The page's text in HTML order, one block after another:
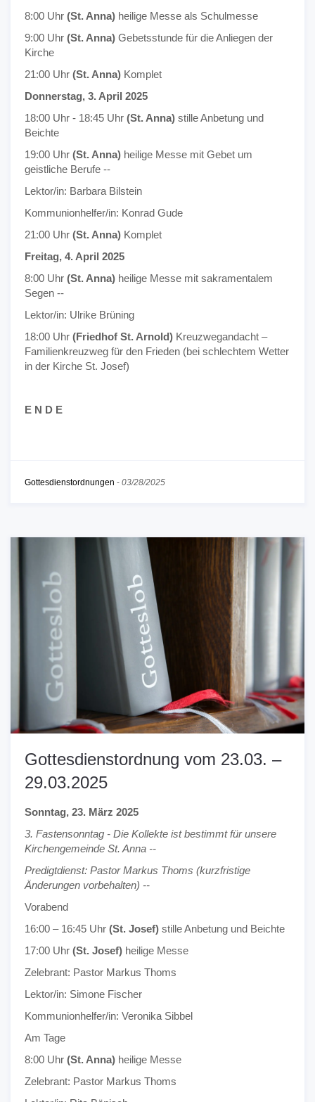
8:00 Uhr (St. Anna) heilige Messe als Schulmesse
9:00 Uhr (St. Anna) Gebetsstunde für die Anliegen der
Kirche
21:00 Uhr (St. Anna) Komplet
Donnerstag, 3. April 2025
18:00 Uhr - 18:45 Uhr (St. Anna) stille Anbetung und
Beichte
19:00 Uhr (St. Anna) heilige Messe mit Gebet um
geistliche Berufe --
Lektor/in: Barbara Bilstein
Kommunionhelfer/in: Konrad Gude
21:00 Uhr (St. Anna) Komplet
Freitag, 4. April 2025
8:00 Uhr (St. Anna) heilige Messe mit sakramentalem
Segen --
Lektor/in: Ulrike Brüning
18:00 Uhr (Friedhof St. Arnold) Kreuzwegandacht –
Familienkreuzweg für den Frieden (bei schlechtem Wetter
in der Kirche St. Josef)
E N D E
Gottesdienstordnungen - 03/28/2025
Gottesdienstordnung vom 23.03. –
29.03.2025
Sonntag, 23. März 2025
3. Fastensonntag - Die Kollekte ist bestimmt für unsere
Kirchengemeinde St. Anna --
Predigtdienst: Pastor Markus Thoms (kurzfristige
Änderungen vorbehalten) --
Vorabend
16:00 – 16:45 Uhr (St. Josef) stille Anbetung und Beichte
17:00 Uhr (St. Josef) heilige Messe
Zelebrant: Pastor Markus Thoms
Lektor/in: Simone Fischer
Kommunionhelfer/in: Veronika Sibbel
Am Tage
8:00 Uhr (St. Anna) heilige Messe
Zelebrant: Pastor Markus Thoms